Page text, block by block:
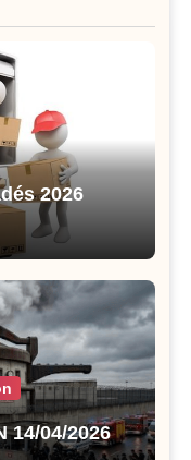
2026
14/04/2026